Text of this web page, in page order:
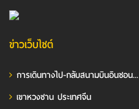
ข่าวเว็บไซต์
การเดินทางไป-กลับสนามบินอินชอน...
เขาหวงซาน ประเทศจีน